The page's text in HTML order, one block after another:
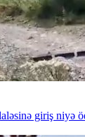
giriş niyə